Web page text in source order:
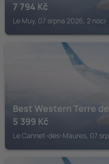
7 794 Kč
Le Muy, 07 srpna 2026, 2 noci
LE CANNET-DES-MAURES
Best Western Terre
5 399 Kč
Le Cannet-des-Maures, 07